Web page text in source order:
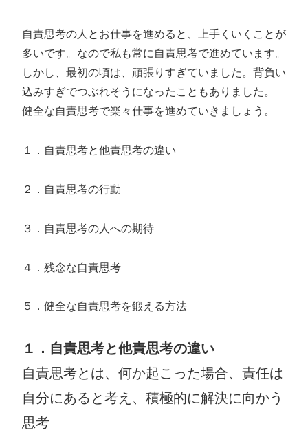
自責思考の人とお仕事を進めると、上手くいくことが
多いです。なので私も常に自責思考で進めています。
しかし、最初の頃は、頑張りすぎていました。背負い
込みすぎでつぶれそうになったこともありました。
健全な自責思考で楽々仕事を進めていきましょう。
１．自責思考と他責思考の違い
２．自責思考の行動
３．自責思考の人への期待
４．残念な自責思考
５．健全な自責思考を鍛える方法
１．自責思考と他責思考の違い
自責思考とは、何か起こった場合、責任は
自分にあると考え、積極的に解決に向かう
思考